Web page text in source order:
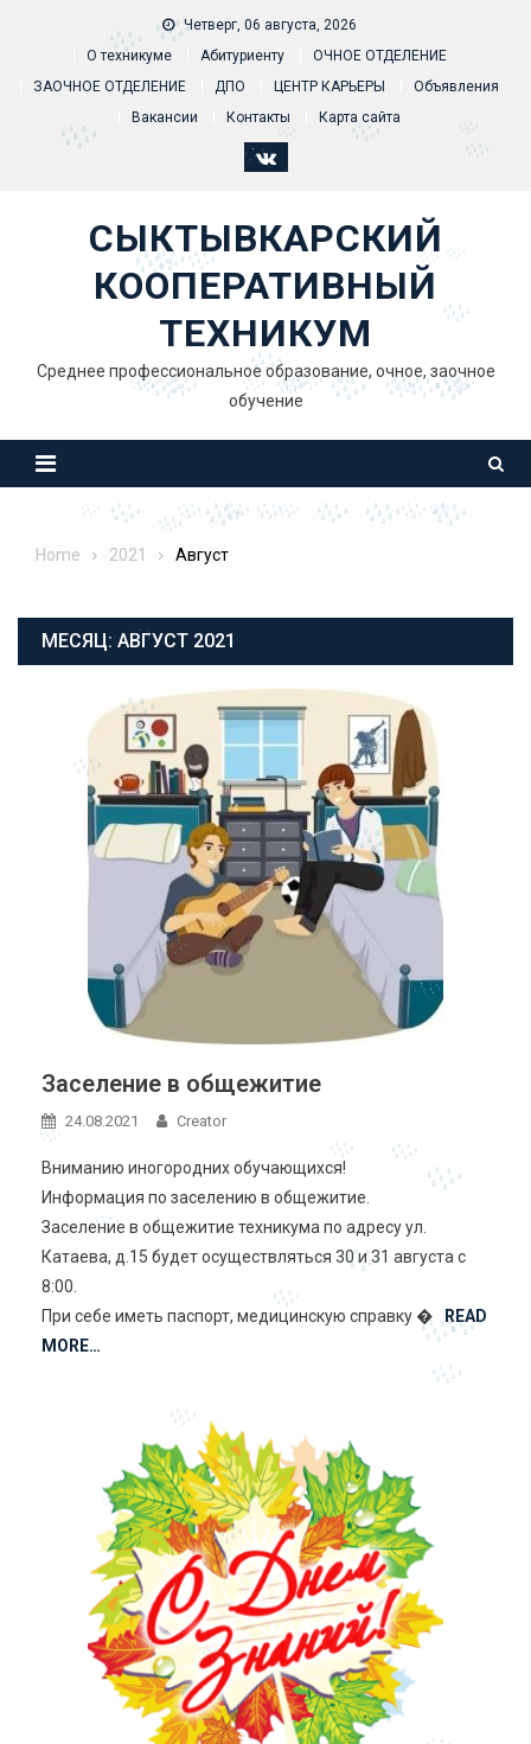
Четверг, 06 августа, 2026
О техникуме
Абитуриенту
ОЧНОЕ ОТДЕЛЕНИЕ
ЗАОЧНОЕ ОТДЕЛЕНИЕ
ДПО ЦЕНТР КАРЬЕРЫ
Объявления
Вакансии
Контакты Карта сайта
СЫКТЫВКАРСКИЙ
КООПЕРАТИВНЫЙ
ТЕХНИКУМ
Среднее профессиональное образование, очное, заочное
обучение
Home 2021 Август
МЕСЯЦ: АВГУСТ 2021
Заселение в общежитие
24.08.2021 Creator
Вниманию иногородних обучающихся!
Информация по заселению в общежитие.
Заселение в общежитие техникума по адресу ул.
Катаева, д.15 будет осуществляться 30 и 31 августа с
8:00.
При себе иметь паспорт, медицинскую справку �
READ
MORE…